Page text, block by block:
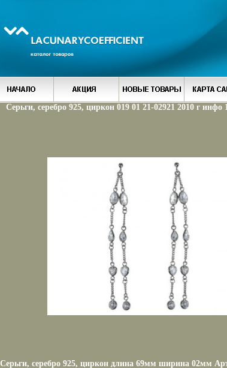
Серьги, серебро 925, циркон 019 01 21-02921 2010 г инфо
Серьги, серебро 925, циркон длина 69мм ширина 02мм